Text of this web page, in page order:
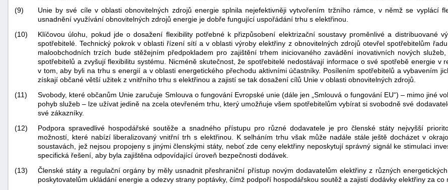
(9)
Unie by své cíle v oblasti obnovitelných zdrojů energie splnila nejefektivněji vytvořením tržního rámce, v němž se vyplácí
usnadnění využívání obnovitelných zdrojů energie je dobře fungující uspořádání trhu s elektřinou.
(10)
Klíčovou úlohu, pokud jde o dosažení flexibility potřebné k přizpůsobení elektrizační soustavy proměnlivé a distribuované
spotřebitelé. Technický pokrok v oblasti řízení sítí a v oblasti výroby elektřiny z obnovitelných zdrojů otevřel spotřebitelům
maloobchodních trzích bude stěžejním předpokladem pro zajištění trhem iniciovaného zavádění inovativních nových
spotřebitelů a zvyšují flexibilitu systému. Nicméně skutečnost, že spotřebitelé nedostávají informace o své spotřebě energie v
v tom, aby byli na trhu s energií a v oblasti energetického přechodu aktivními účastníky. Posílením spotřebitelů a vybavením
získají občané větší užitek z vnitřního trhu s elektřinou a zajistí se tak dosažení cílů Unie v oblasti obnovitelných zdrojů.
(11)
Svobody, které občanům Unie zaručuje Smlouva o fungování Evropské unie (dále jen „Smlouvá o fungování EU“) – mimo jiné
pohyb služeb – lze užívat jedině na zcela otevřeném trhu, který umožňuje všem spotřebitelům vybírat si svobodně své
své zákazníky.
(12)
Podpora spravedlivé hospodářské soutěže a snadného přístupu pro různé dodavatele je pro členské státy nejvyšší
možností, které nabízí liberalizovaný vnitřní trh s elektřinou. K selháním trhu však může nadále stále ještě docházet v
soustavách, jež nejsou propojeny s jinými členskými státy, neboť zde ceny elektřiny neposkytují správný signál ke stimulaci
specifická řešení, aby byla zajištěna odpovídající úroveň bezpečnosti dodávek.
(13)
Členské státy a regulační orgány by měly usnadnit přeshraniční přístup novým dodavatelům elektřiny z různých
poskytovatelům ukládání energie a odezvy strany poptávky, čímž podpoří hospodářskou soutěž a zajistí dodávky elektřiny za co